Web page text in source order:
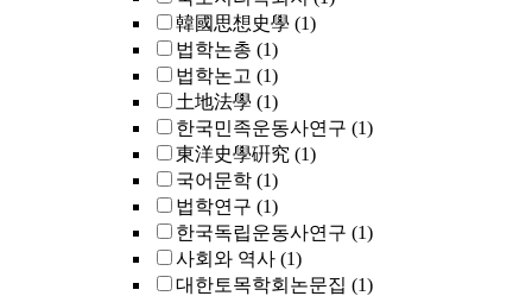
韓國思想史學 (1)
법학논총 (1)
법학논고 (1)
土地法學 (1)
한국민족운동사연구 (1)
東洋史學硏究 (1)
국어문학 (1)
법학연구 (1)
한국독립운동사연구 (1)
사회와 역사 (1)
대한토목학회논문집 (1)